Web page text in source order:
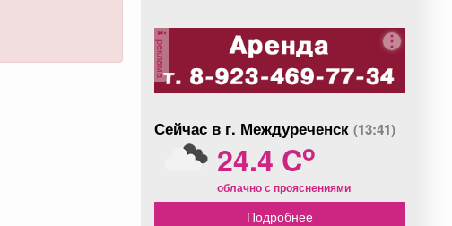
реклама
Сейчас в г. Междуреченск (13:41)
24.4 Co
облачно с прояснениями
Подробнее